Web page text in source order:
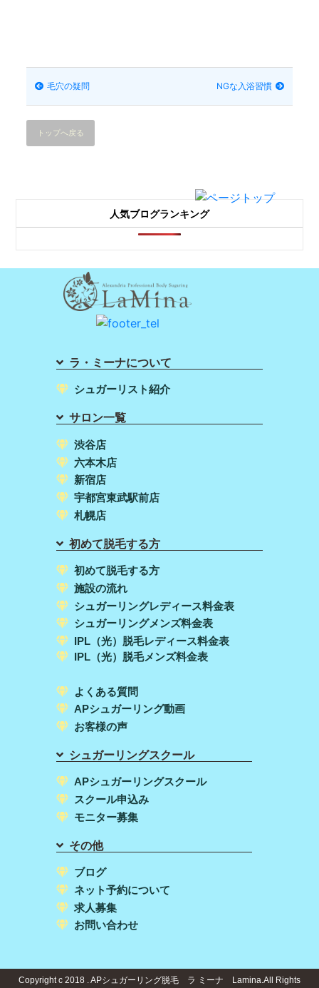
毛穴の疑問 NGな入浴習慣
トップへ戻る
人気ブログランキング
ラ・ミーナについて
シュガーリスト紹介
サロン一覧
渋谷店
六本木店
新宿店
宇都宮東武駅前店
札幌店
初めて脱毛する方
初めて脱毛する方
施設の流れ
シュガーリングレディース料金表
シュガーリングメンズ料金表
IPL（光）脱毛レディース料金表
IPL（光）脱毛メンズ料金表
よくある質問
APシュガーリング動画
お客様の声
シュガーリングスクール
APシュガーリングスクール
スクール申込み
モニター募集
その他
ブログ
ネット予約について
求人募集
お問い合わせ
Copyright c 2018 . APシュガーリング脱毛 ラ ミーナ Lamina.All Rights